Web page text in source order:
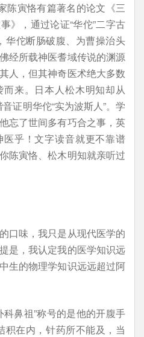
陈寅恪有篇著名的论文《三
》，通过论证“华佗”二字古
华佗断肠破腹、为曹操治头
经所载神医耆域传说的渊源
人，但其神奇医术绝大多数
来。日本人松木明知却从
证明华佗“实为波斯人”。学
忘了世间多有巧合之事，英
乎！文字读音就更不靠谱
陈寅恪、松木明知就亲听过
口味，我只是从现代医学的
是，我认定我的医学知识远
生的物理学知识远远超过阿
鼻祖”称号的是他的开腹手
积在内，针药所不能及，当